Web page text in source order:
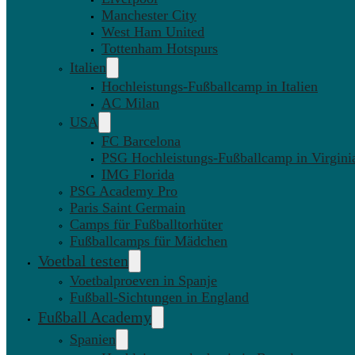
Manchester City
West Ham United
Tottenham Hotspurs
Italien
Hochleistungs-Fußballcamp in Italien
AC Milan
USA
FC Barcelona
PSG Hochleistungs-Fußballcamp in
IMG Florida
PSG Academy Pro
Paris Saint Germain
Camps für Fußballtorhüter
Fußballcamps für Mädchen
Voetbal testen
Voetbalproeven in Spanje
Fußball-Sichtungen in England
Fußball Academy
Spanien